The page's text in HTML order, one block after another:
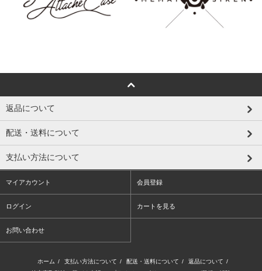
返品について
配送・送料について
支払い方法について
マイアカウント 会員登録
ログイン カートを見る
お問い合わせ
ホーム / 支払い方法について / 配送・送料について / 返品について /